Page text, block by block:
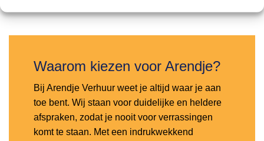
Toevoegen
aan
Waarom kiezen voor Arendje?
Bij Arendje Verhuur weet je altijd waar je aan
toe bent. Wij staan voor duidelijke en heldere
afspraken, zodat je nooit voor verrassingen
komt te staan. Met een indrukwekkend